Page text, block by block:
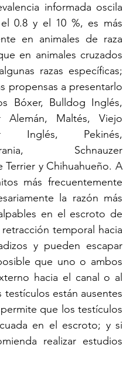
informada oscila
0.8 y el 10 %, es más
en animales de raza
en animales cruzados
razas específicas;
propensas a presentarlo
Bóxer, Bulldog Inglés,
Alemán, Maltés, Viejo
Inglés, Pekinés,
Schnauzer
Terrier y Chihuahueño. A
más frecuentemente
la razón más
en el escroto de
temporal hacia
y pueden escapar
que uno o ambos
hacia el canal o al
están ausentes
que los testículos
en el escroto; y si
realizar estudios